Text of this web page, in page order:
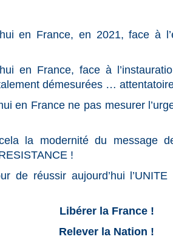
en France, en 2021, face à
en France, face à
démesurées …
en France ne pas mesurer
la modernité du message
!
de réussir aujourd’hui
Libérer la France !
Relever la Nation !